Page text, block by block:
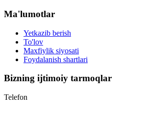
Ma'lumotlar
Yetkazib berish
To'lov
Maxfiylik siyosati
Foydalanish shartlari
Bizning ijtimoiy tarmoqlar
Telefon